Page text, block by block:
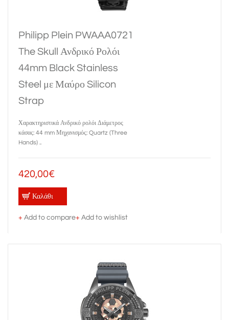
Philipp Plein PWAAA0721
The Skull Ανδρικό Ρολόι
44mm Black Stainless
Steel με Μαύρο Silicon
Strap
Χαρακτηριστικά Ανδρικό ρολόι Διάμετρος
κάσας: 44 mm Μηχανισμός: Quartz (Three
Hands) ..
420,00€
Καλάθι
+ Add to compare+ Add to wishlist